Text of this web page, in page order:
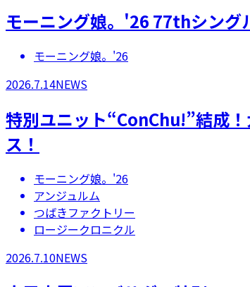
モーニング娘。'26 77thシン
モーニング娘。'26
2026.7.14NEWS
特別ユニット“ConChu!”結成
ス！
モーニング娘。'26
アンジュルム
つばきファクトリー
ロージークロニクル
2026.7.10NEWS